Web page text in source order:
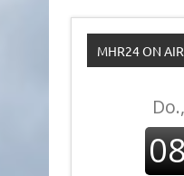
MHR24 ON AIR